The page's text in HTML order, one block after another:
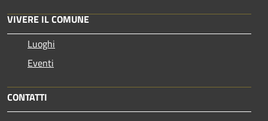
VIVERE IL COMUNE
Luoghi
Eventi
CONTATTI